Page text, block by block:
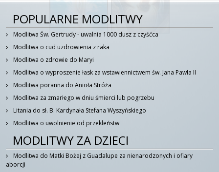
POPULARNE MODLITWY
Modlitwa Św. Gertrudy - uwalnia 1000 dusz z czyśćca
Modlitwa o cud uzdrowienia z raka
Modlitwa o zdrowie do Maryi
Modlitwa o wyproszenie łask za wstawiennictwem św. Jana Pawła II
Modlitwa poranna do Anioła Stróża
Modlitwa za zmarłego w dniu śmierci lub pogrzebu
Litania do sł. B. Kardynała Stefana Wyszyńskiego
Modlitwa o uwolnienie od przekleństw
MODLITWY ZA DZIECI
Modlitwa do Matki Bożej z Guadalupe za nienarodzonych i ofiary
aborcji